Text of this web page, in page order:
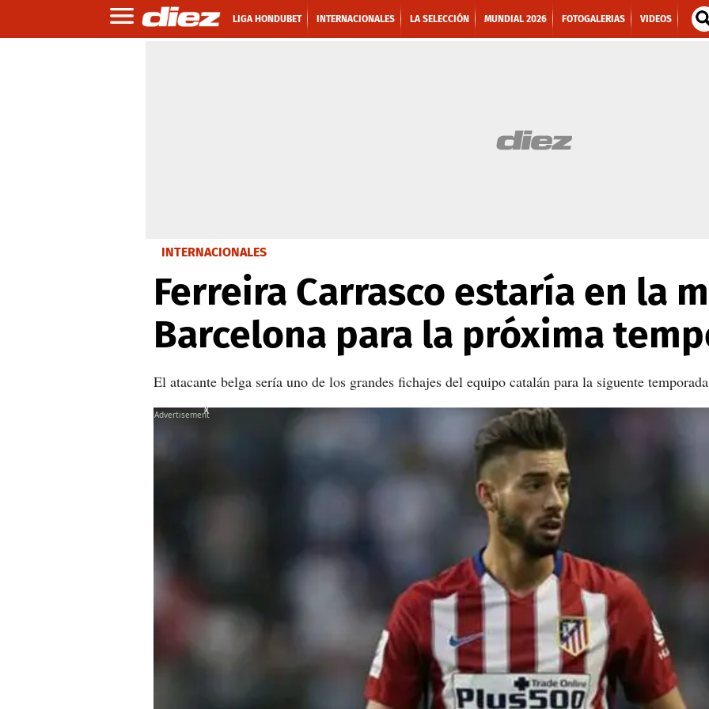
LIGA HONDUBET INTERNACIONALES LA SELECCIÓN MUNDIAL 2026 FOTOGALERIAS VIDEOS
INTERNACIONALES
Ferreira Carrasco estaría en la
Barcelona para la próxima
El atacante belga sería uno de los grandes fichajes del equipo catalán para la siguente
X